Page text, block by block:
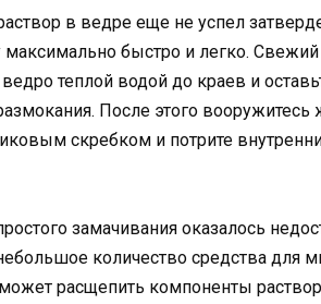
в ведре еще не успел
быстро и легко.
теплой водой до краев и
После этого
скребком и потрите
замачивания оказалось
количество средства для
расщепить компоненты